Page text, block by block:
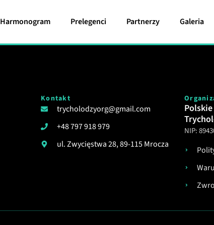
Harmonogram Prelegenci Partnerzy Galeria
Kontakt
trycholodzyorg@gmail.com
+48 797 918 979
ul. Zwycięstwa 28, 89‑115 Mrocza
NIP: